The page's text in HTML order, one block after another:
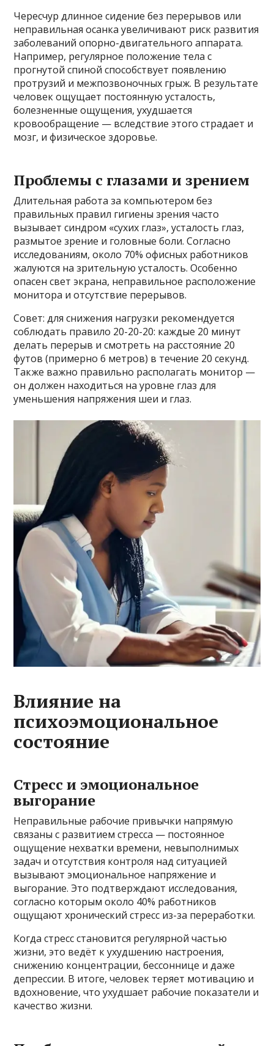
Чересчур длинное сидение без перерывов или
неправильная осанка увеличивают риск развития
заболеваний опорно-двигательного аппарата.
Например, регулярное положение тела с
прогнутой спиной способствует появлению
протрузий и межпозвоночных грыж. В результате
человек ощущает постоянную усталость,
болезненные ощущения, ухудшается
кровообращение — вследствие этого страдает и
мозг, и физическое здоровье.
Проблемы с глазами и зрением
Длительная работа за компьютером без
правильных правил гигиены зрения часто
вызывает синдром «сухих глаз», усталость глаз,
размытое зрение и головные боли. Согласно
исследованиям, около 70% офисных работников
жалуются на зрительную усталость. Особенно
опасен свет экрана, неправильное расположение
монитора и отсутствие перерывов.
Совет: для снижения нагрузки рекомендуется
соблюдать правило 20-20-20: каждые 20 минут
делать перерыв и смотреть на расстояние 20
футов (примерно 6 метров) в течение 20 секунд.
Также важно правильно располагать монитор —
он должен находиться на уровне глаз для
уменьшения напряжения шеи и глаз.
Влияние на
психоэмоциональное
состояние
Стресс и эмоциональное
выгорание
Неправильные рабочие привычки напрямую
связаны с развитием стресса — постоянное
ощущение нехватки времени, невыполнимых
задач и отсутствия контроля над ситуацией
вызывают эмоциональное напряжение и
выгорание. Это подтверждают исследования,
согласно которым около 40% работников
ощущают хронический стресс из-за переработки.
Когда стресс становится регулярной частью
жизни, это ведёт к ухудшению настроения,
снижению концентрации, бессоннице и даже
депрессии. В итоге, человек теряет мотивацию и
вдохновение, что ухудшает рабочие показатели и
качество жизни.